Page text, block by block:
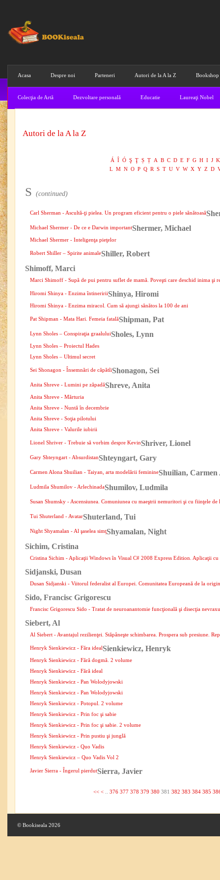
Acasa Despre noi Parteneri Autori de la A la Z Bookshop
Colecţia de Artă Dezvoltare personală Educatie Laureaţi Nobel
Autori de la A la Z
Á Î Ó Ş Ţ Ș Ț A B C D E F G H I J K
L M N O P Q R S T U V W X Y Z D
S (continued)
Carl Sherman - Ascultă-ţi pielea. Un program eficient pentru o piele sănătoasă
Shermer, Michael
Michael Shermer - De ce e Darwin important
Michael Shermer - Inteligenţa pieţelor
Shiller, Robert
Robert Shiller – Spirite animale
Shimoff, Marci
Marci Shimoff - Supă de pui pentru suflet de mamă. Poveşti care deschid inima şi
Shinya, Hiromi
Hiromi Shinya - Enzima întineririi
Hiromi Shinya - Enzima miracol. Cum să ajungi sănătos la 100 de ani
Shipman, Pat
Pat Shipman - Mata Hari. Femeia fatală
Sholes, Lynn
Lynn Sholes – Conspiraţia graalului
Lynn Sholes – Proiectul Hades
Lynn Sholes – Ultimul secret
Shonagon, Sei
Sei Shonagon - Însemnări de căpătîi
Shreve, Anita
Anita Shreve - Lumini pe zăpadă
Anita Shreve - Mărturia
Anita Shreve - Nuntă în decembrie
Anita Shreve - Soţia pilotului
Anita Shreve - Valurile iubirii
Shriver, Lionel
Lionel Shriver - Trebuie să vorbim despre Kevin
Shteyngart, Gary
Gary Shteyngart - Absurdistan
Shuilian, Carmen
Carmen Alona Shuilian - Taiyan, arta modelării feminine
Shumilov, Ludmila
Ludmila Shumilov - Arlechinada
Susan Shumsky - Ascensiunea. Comuniunea cu maeştrii nemuritori şi cu fiinţele de
Shuterland, Tui
Tui Shuterland - Avatar
Shyamalan, Night
Night Shyamalan - Al şaselea simţ
Sichim, Cristina
Cristina Sichim - Aplicaţii Windows în Visual C# 2008 Express Edition. Aplicaţii cu
Sidjanski, Dusan
Dusan Sidjanski - Viitorul federalist al Europei. Comunitatea Europeană de la
Sido, Francisc Grigorescu
Francisc Grigorescu Sido - Tratat de neuroanantomie funcţională şi disecţia
Siebert, Al
Al Siebert - Avantajul rezilienţei. Stăpâneşte schimbarea. Prospera sub presiune.
Sienkiewicz, Henryk
Henryk Sienkiewicz - Făra ideal
Henryk Sienkiewicz - Fără dogmă. 2 volume
Henryk Sienkiewicz - Fără ideal
Henryk Sienkiewicz - Pan Wolodyjowski
Henryk Sienkiewicz - Pan Wolodyjowski
Henryk Sienkiewicz - Potopul. 2 volume
Henryk Sienkiewicz - Prin foc şi sabie
Henryk Sienkiewicz - Prin foc şi sabie. 2 volume
Henryk Sienkiewicz - Prin pustiu şi junglă
Henryk Sienkiewicz - Quo Vadis
Henryk Sienkiewicz – Quo Vadis Vol 2
Sierra, Javier
Javier Sierra - Îngerul pierdut
<< <.. 376 377 378 379 380 381 382 383 384 385
© Bookiseala 2026